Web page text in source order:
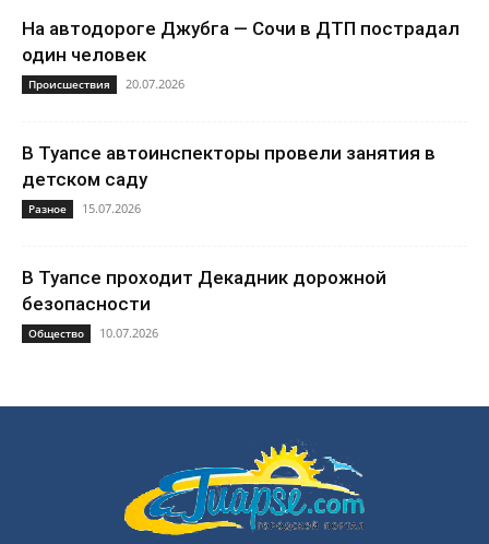
На автодороге Джубга — Сочи в ДТП пострадал
один человек
Происшествия 20.07.2026
В Туапсе автоинспекторы провели занятия в
детском саду
Разное 15.07.2026
В Туапсе проходит Декадник дорожной
безопасности
Общество 10.07.2026